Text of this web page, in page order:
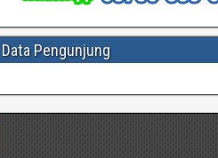
Data Pengunjung